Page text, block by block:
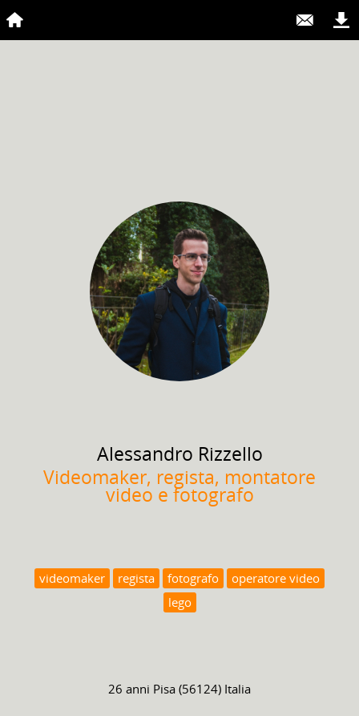
Alessandro Rizzello
Videomaker, regista, montatore
video e fotografo
videomaker regista fotografo
operatore video
lego
26 anni Pisa (56124) Italia